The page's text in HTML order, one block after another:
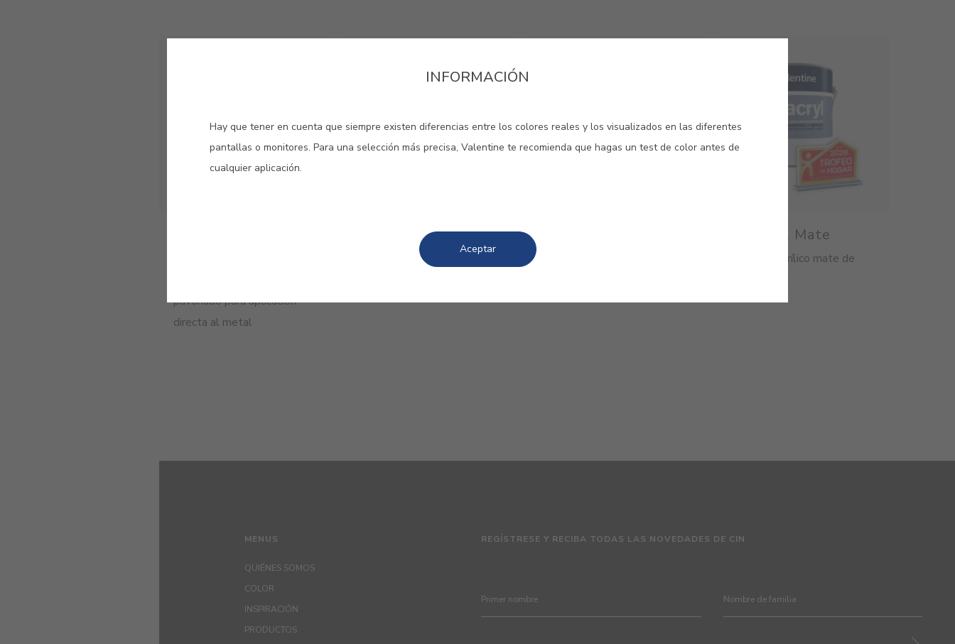
pavonado para aplicación
directa al metal
Valacryl Brillante
Esmalte acrílico brillante de
Valacryl Mate
Esmalte acrílico mate de
MENUS
QUIÉNES SOMOS
COLOR
INSPIRACIÓN
PRODUCTOS
REGÍSTRESE Y RECIBA TODAS LAS NOVEDADES DE CIN
INFORMACIÓN
Hay que tener en cuenta que siempre existen diferencias entre los colores reales y los visualizados en las diferentes
pantallas o monitores. Para una selección más precisa, Valentine te recomienda que hagas un test de color antes de
cualquier aplicación.
Aceptar